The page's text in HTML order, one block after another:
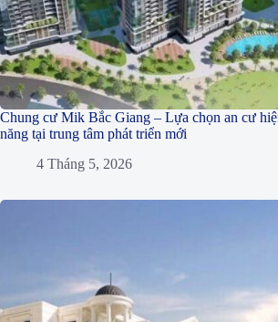
Chung cư Mik Bắc Giang – Lựa chọn an cư
năng tại trung tâm phát triển mới
4 Tháng 5, 2026